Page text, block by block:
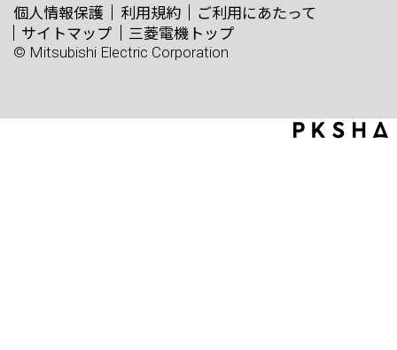
個人情報保護 利用規約
ご利用にあたって
サイトマップ
三菱電機トップ
© Mitsubishi Electric Corporation